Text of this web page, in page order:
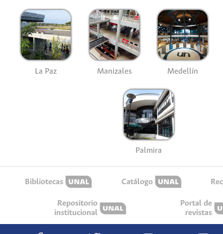
La Paz Manizales Medellín
Palmira
Bibliotecas Catálogo
Repositorio
institucional
Portal de
revistas